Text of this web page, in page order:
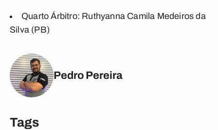
Quarto Árbitro: Ruthyanna Camila Medeiros da
Silva (PB)
Pedro Pereira
Tags